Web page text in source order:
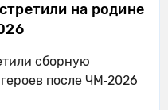
на родине
сборную
после ЧМ‑2026